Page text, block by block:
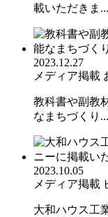
載いただきま...
2023.12.27
メディア掲載
教科書や副教
なまちづくり...
2023.10.05
メディア掲載
大和ハウス工